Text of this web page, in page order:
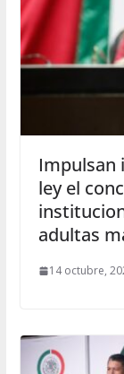
Impulsan
ley el
adultas
14 octubre,